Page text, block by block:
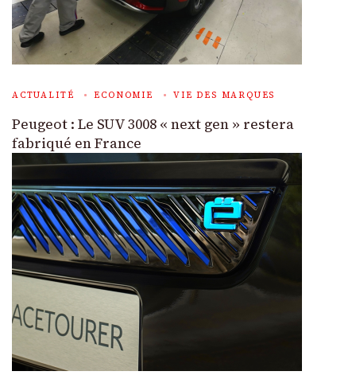
ACTUALITÉ ECONOMIE VIE DES MARQUES
Peugeot : Le SUV 3008 « next gen » restera
fabriqué en France